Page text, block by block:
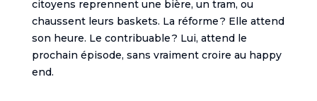
citoyens reprennent une bière, un tram, ou
chaussent leurs baskets. La réforme ? Elle attend
son heure. Le contribuable ? Lui, attend le
prochain épisode, sans vraiment croire au happy
end.